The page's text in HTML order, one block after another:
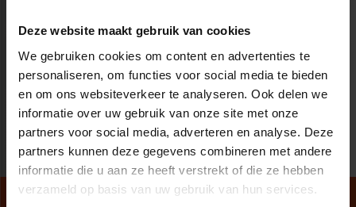
Deze website maakt gebruik van cookies
We gebruiken cookies om content en advertenties te
personaliseren, om functies voor social media te bieden
en om ons websiteverkeer te analyseren. Ook delen we
informatie over uw gebruik van onze site met onze
partners voor social media, adverteren en analyse. Deze
partners kunnen deze gegevens combineren met andere
informatie die u aan ze heeft verstrekt of die ze hebben
verzameld op basis van uw gebruik van hun services.
« 1(current)
2 3 »